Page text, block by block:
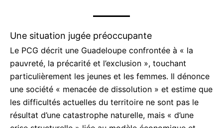
Une situation jugée préoccupante
Le PCG décrit une Guadeloupe confrontée à « la
pauvreté, la précarité et l’exclusion », touchant
particulièrement les jeunes et les femmes. Il
dénonce une société « menacée de dissolution » et
estime que les difficultés actuelles du territoire ne
sont pas le résultat d’une catastrophe naturelle,
mais « d’une crise structurelle » liée au modèle